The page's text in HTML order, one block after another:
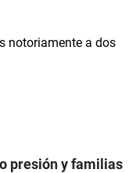
presión y familias